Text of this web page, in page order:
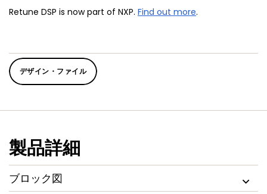
Retune DSP is now part of NXP. Find out more.
デザイン・ファイル
製品詳細
ブロック図